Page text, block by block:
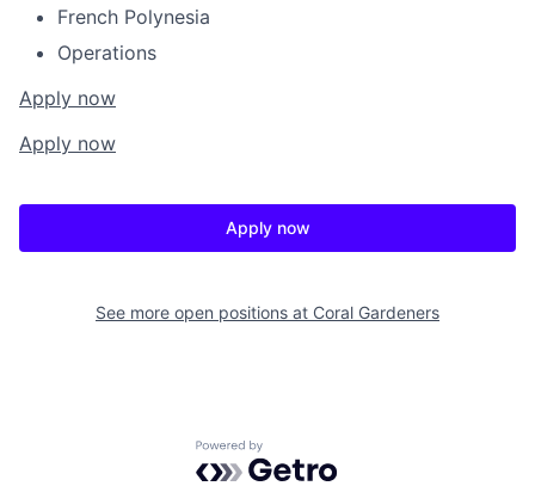
French Polynesia
Operations
Apply now
Apply now
Apply now
See more open positions at Coral Gardeners
Powered by Getro.com